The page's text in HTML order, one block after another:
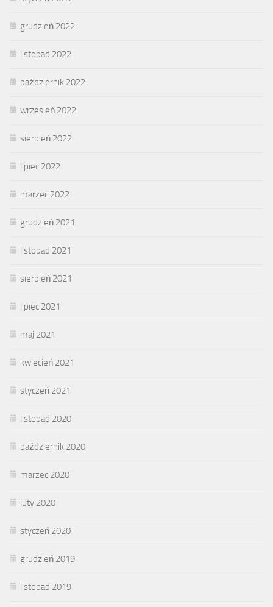
grudzień 2022
listopad 2022
październik 2022
wrzesień 2022
sierpień 2022
lipiec 2022
marzec 2022
grudzień 2021
listopad 2021
sierpień 2021
lipiec 2021
maj 2021
kwiecień 2021
styczeń 2021
listopad 2020
październik 2020
marzec 2020
luty 2020
styczeń 2020
grudzień 2019
listopad 2019